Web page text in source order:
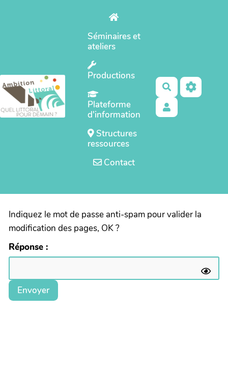
Séminaires et
ateliers
Productions
Plateforme
d'information
Structures
ressources
Contact
Rechercher
Indiquez le mot de passe anti-spam pour valider la
modification des pages, OK ?
Réponse :
Envoyer